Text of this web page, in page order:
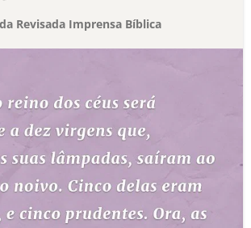
Revisada Imprensa Bíblica